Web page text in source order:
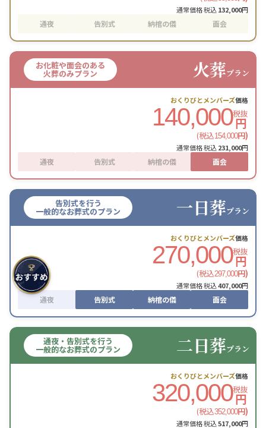
通常価格 税込132,000円
通夜 告別式 納棺の儀 面会
お化粧や面会のある
火葬のみプラン 火葬プラン
おくりびとメンバーズ価格
140,000税抜
円
(税込154,000円)
通常価格 税込231,000円
通夜 告別式 納棺の儀 面会
告別式を行う
一般的なお葬式のプラン 一日葬プラン
おくりびとメンバーズ価格
270,000税抜
円
(税込297,000円)
通常価格 税込407,000円
通夜 告別式 納棺の儀 面会
通夜・告別式を行う
一般的なお葬式のプラン 二日葬プラン
おくりびとメンバーズ価格
320,000税抜
円
(税込352,000円)
通常価格 税込517,000円